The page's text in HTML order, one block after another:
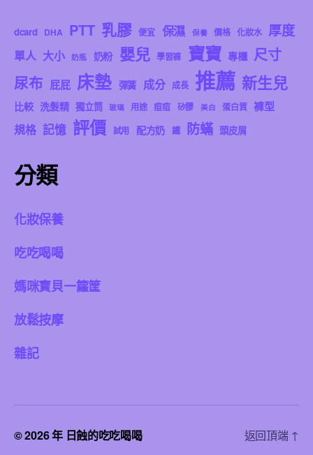
dcard DHA PTT 乳膠 便宜 保濕 保養 價格 化妝水 厚度
單人 大小 奶瓶 奶粉 嬰兒 學習褲 寶寶 專櫃 尺寸
尿布 屁屁 床墊 彈簧 成分 成長 推薦 新生兒
比較 洗髮精 獨立筒 玻璃 用途 痘痘 矽膠 美白 蛋白質 褲型
規格 記憶 評價 試用 配方奶 鐵 防蟎 頭皮屑
分類
化妝保養
吃吃喝喝
媽咪寶貝一籮筐
放鬆按摩
雜記
© 2026 年 日蝕的吃吃喝喝 返回頂端 ↑